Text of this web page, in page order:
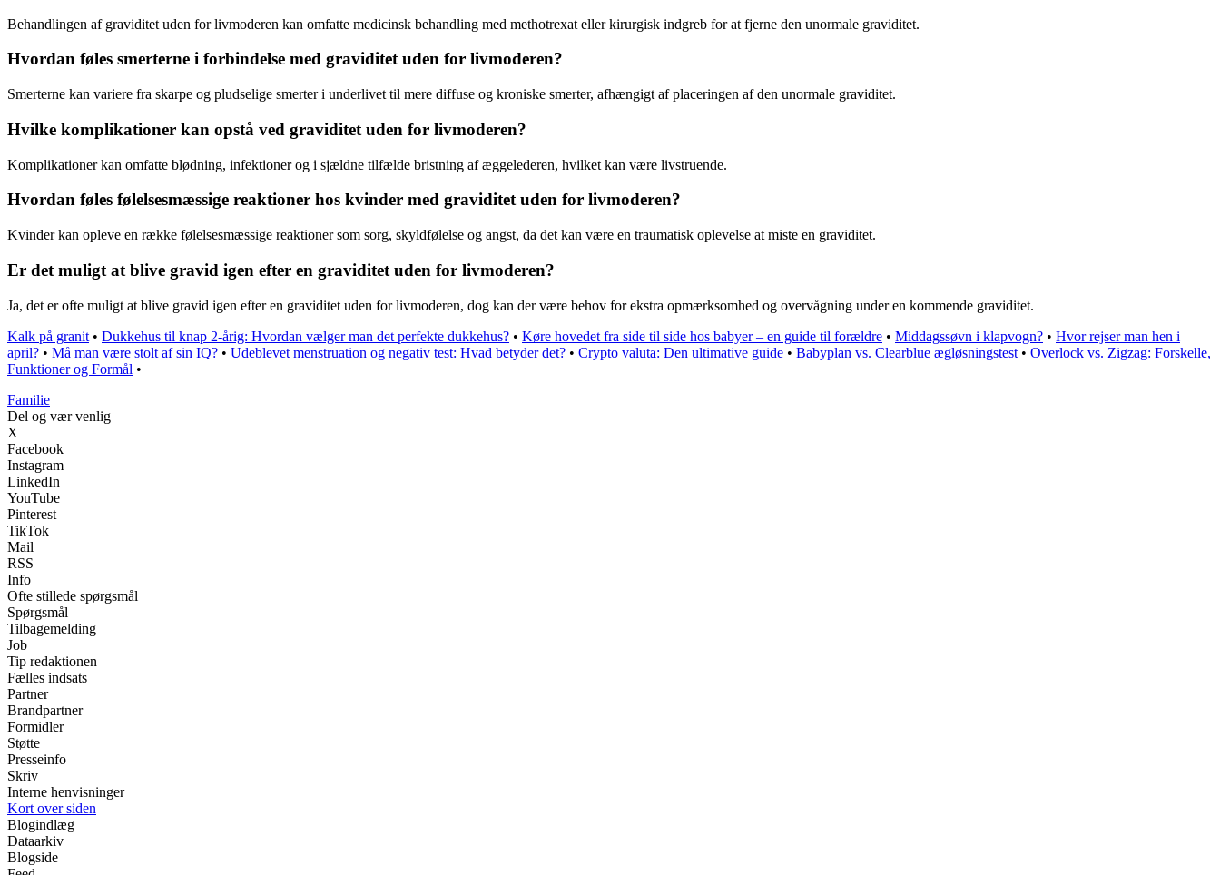
Behandlingen af graviditet uden for livmoderen kan omfatte medicinsk behandling med methotrexat eller kirurgisk indgreb for at fjerne den unormale graviditet.
Hvordan føles smerterne i forbindelse med graviditet uden for livmoderen?
Smerterne kan variere fra skarpe og pludselige smerter i underlivet til mere diffuse og kroniske smerter, afhængigt af placeringen af den unormale graviditet.
Hvilke komplikationer kan opstå ved graviditet uden for livmoderen?
Komplikationer kan omfatte blødning, infektioner og i sjældne tilfælde bristning af æggelederen, hvilket kan være livstruende.
Hvordan føles følelsesmæssige reaktioner hos kvinder med graviditet uden for livmoderen?
Kvinder kan opleve en række følelsesmæssige reaktioner som sorg, skyldfølelse og angst, da det kan være en traumatisk oplevelse at miste en graviditet.
Er det muligt at blive gravid igen efter en graviditet uden for livmoderen?
Ja, det er ofte muligt at blive gravid igen efter en graviditet uden for livmoderen, dog kan der være behov for ekstra opmærksomhed og overvågning under en kommende graviditet.
Kalk på granit • Dukkehus til knap 2-årig: Hvordan vælger man det perfekte dukkehus? • Køre hovedet fra side til side hos babyer – en guide til forældre • Middagssøvn i klapvogn? • Hvor rejser man hen i
april? • Må man være stolt af sin IQ? • Udeblevet menstruation og negativ test: Hvad betyder det? • Crypto valuta: Den ultimative guide • Babyplan vs. Clearblue ægløsningstest • Overlock vs. Zigzag: Forskelle,
Funktioner og Formål •
Familie
Del og vær venlig
X
Facebook
Instagram
LinkedIn
YouTube
Pinterest
TikTok
Mail
RSS
Info
Ofte stillede spørgsmål
Spørgsmål
Tilbagemelding
Job
Tip redaktionen
Fælles indsats
Partner
Brandpartner
Formidler
Støtte
Presseinfo
Skriv
Interne henvisninger
Kort over siden
Blogindlæg
Dataarkiv
Blogside